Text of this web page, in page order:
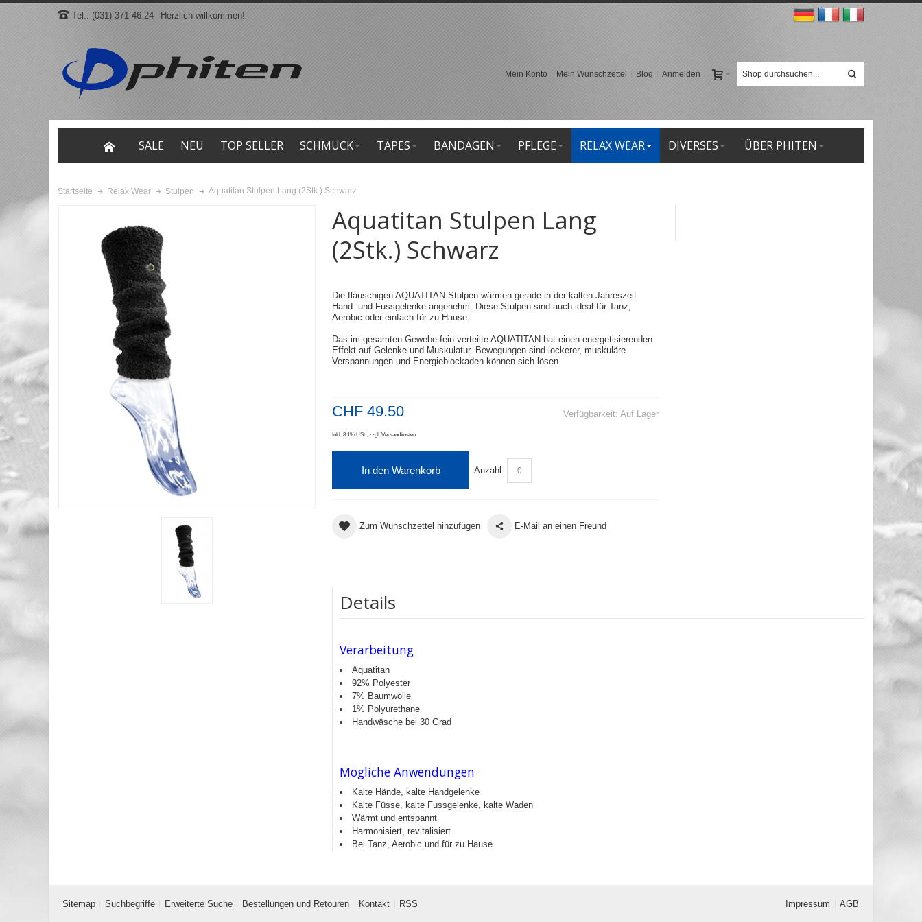
Tel.: (031) 371 46 24 Herzlich willkommen!
Mein Konto Mein Wunschzettel Blog Anmelden
SALE NEU TOP SELLER SCHMUCK TAPES BANDAGEN PFLEGE RELAX WEAR DIVERSES ÜBER PHITEN
Startseite Relax Wear Stulpen Aquatitan Stulpen Lang (2Stk.) Schwarz
Aquatitan Stulpen Lang
(2Stk.) Schwarz
Die flauschigen AQUATITAN Stulpen wärmen gerade in der kalten Jahreszeit
Hand- und Fussgelenke angenehm. Diese Stulpen sind auch ideal für Tanz,
Aerobic oder einfach für zu Hause.
Das im gesamten Gewebe fein verteilte AQUATITAN hat einen energetisierenden
Effekt auf Gelenke und Muskulatur. Bewegungen sind lockerer, muskuläre
Verspannungen und Energieblockaden können sich lösen.
Verfügbarkeit: Auf Lager
CHF 49.50
Inkl. 8.1% USt. zzgl. Versandkosten
Anzahl:
In den Warenkorb
Zum Wunschzettel hinzufügen E-Mail an einen Freund
Details
Verarbeitung
Aquatitan
92% Polyester
7% Baumwolle
1% Polyurethane
Handwäsche bei 30 Grad
Mögliche Anwendungen
Kalte Hände, kalte Handgelenke
Kalte Füsse, kalte Fussgelenke, kalte Waden
Wärmt und entspannt
Harmonisiert, revitalisiert
Bei Tanz, Aerobic und für zu Hause
Sitemap Suchbegriffe Erweiterte Suche Bestellungen und Retouren Kontakt RSS Impressum AGB